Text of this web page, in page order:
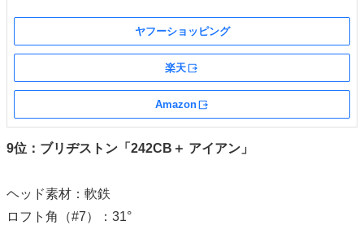
ヤフーショッピング
楽天
Amazon
9位：ブリヂストン「242CB＋ アイアン」
ヘッド素材：軟鉄
ロフト角（#7）：31°